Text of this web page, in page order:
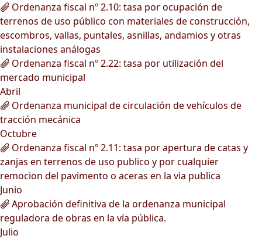
Ordenanza fiscal nº 2.10: tasa por ocupación de
terrenos de uso público con materiales de construcción,
escombros, vallas, puntales, asnillas, andamios y otras
instalaciones análogas
Ordenanza fiscal nº 2.22: tasa por utilización del
mercado municipal
Abril
Ordenanza municipal de circulación de vehículos de
tracción mecánica
Octubre
Ordenanza fiscal nº 2.11: tasa por apertura de catas y
zanjas en terrenos de uso publico y por cualquier
remocion del pavimento o aceras en la via publica
Junio
Aprobación definitiva de la ordenanza municipal
reguladora de obras en la vía pública.
Julio